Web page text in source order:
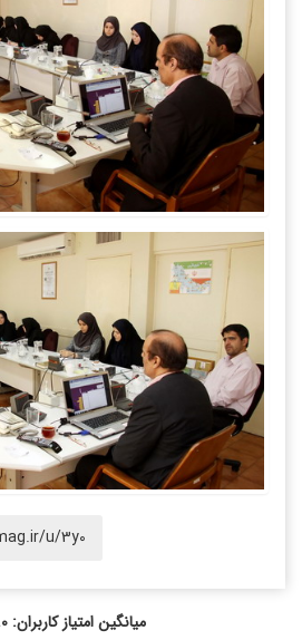
u/3y0
میانگین امتیاز کاربران: 0.0 (0 رای)